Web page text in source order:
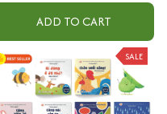
ADD TO CART
SALE